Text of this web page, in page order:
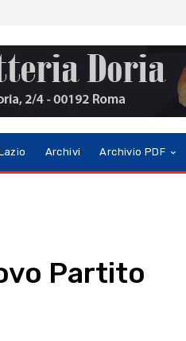
Archivi Archivio PDF
Partito